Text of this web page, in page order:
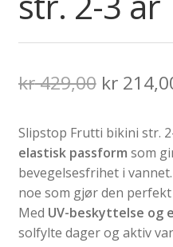
kr429,00
var:
kr
kr
Slipstop Frutti bikini str.
elastisk passform som
bevegelsesfrihet i
noe som gjør den
Med UV-beskyttelse og
solfylte dager og aktiv